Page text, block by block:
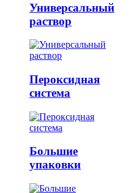
Универсальный
раствор
Пероксидная
система
Большие
упаковки